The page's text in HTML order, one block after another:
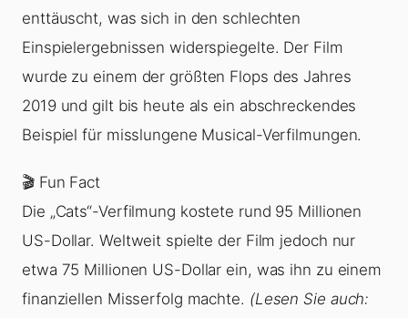
enttäuscht, was sich in den schlechten
Einspielergebnissen widerspiegelte. Der Film
wurde zu einem der größten Flops des Jahres
2019 und gilt bis heute als ein abschreckendes
Beispiel für misslungene Musical-Verfilmungen.
🎬 Fun Fact
Die „Cats“-Verfilmung kostete rund 95 Millionen
US-Dollar. Weltweit spielte der Film jedoch nur
etwa 75 Millionen US-Dollar ein, was ihn zu einem
finanziellen Misserfolg machte. (Lesen Sie auch: